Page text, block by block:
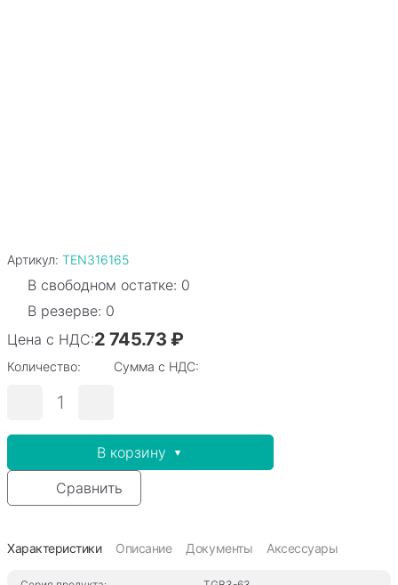
Артикул: TEN316165
В свободном остатке: 0
В резерве: 0
Цена с НДС:2 745.73 ₽
Количество: Сумма с НДС:
В корзину
Сравнить
Характеристики Описание Документы Аксессуары